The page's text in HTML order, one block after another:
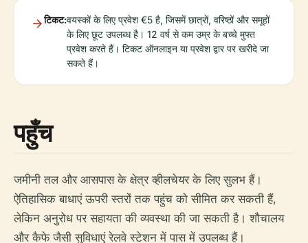
टिकट:वयस्कों के लिए प्रवेश €5 है, जिसमें छात्रों, वरिष्ठों और समूहों
के लिए छूट उपलब्ध है। 12 वर्ष से कम उम्र के बच्चे मुफ्त
प्रवेश करते हैं। टिकट ऑनलाइन या प्रवेश द्वार पर खरीदे जा
सकते हैं।
पहुँच
जमीनी तल और आसपास के क्षेत्र व्हीलचेयर के लिए सुलभ हैं।
ऐतिहासिक बाधाएं ऊपरी स्तरों तक पहुंच को सीमित कर सकती हैं,
लेकिन अनुरोध पर सहायता की व्यवस्था की जा सकती है। शौचालय
और कैफे जैसी सुविधाएं रेलवे स्टेशन में पास में उपलब्ध हैं।